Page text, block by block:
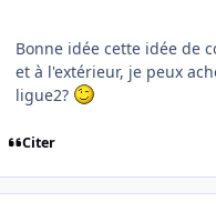
Bonne idée cette idée de
et à l'extérieur, je peux
ligue2?
Citer